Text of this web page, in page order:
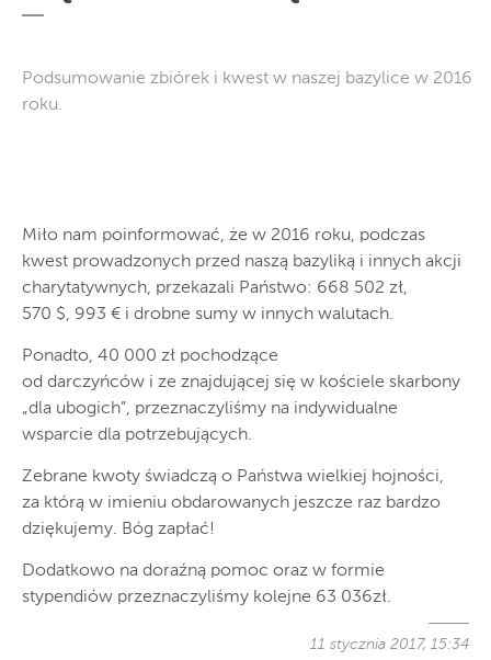
Podsumowanie zbiórek i kwest w naszej bazylice w 2016
roku.
Miło nam poinformować, że w 2016 roku, podczas
kwest prowadzonych przed naszą bazyliką i innych akcji
charytatywnych, przekazali Państwo: 668 502 zł,
570 $, 993 € i drobne sumy w innych walutach.
Ponadto, 40 000 zł pochodzące
od darczyńców i ze znajdującej się w kościele skarbony
„dla ubogich”, przeznaczyliśmy na indywidualne
wsparcie dla potrzebujących.
Zebrane kwoty świadczą o Państwa wielkiej hojności,
za którą w imieniu obdarowanych jeszcze raz bardzo
dziękujemy. Bóg zapłać!
Dodatkowo na doraźną pomoc oraz w formie
stypendiów przeznaczyliśmy kolejne 63 036zł.
11 stycznia 2017, 15:34